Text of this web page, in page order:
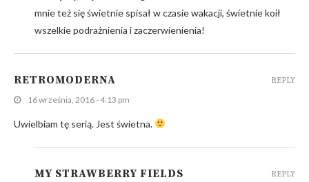
mnie też się świetnie spisał w czasie wakacji, świetnie koił
wszelkie podrażnienia i zaczerwienienia!
RETROMODERNA
16 września, 2016 - 4:13 pm
Uwielbiam tę serią. Jest świetna.
REPLY
MY STRAWBERRY FIELDS REPLY